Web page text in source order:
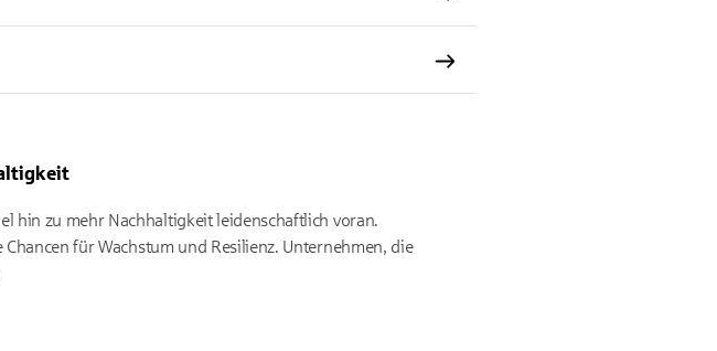
hin zu mehr Nachhaltigkeit leidenschaftlich voran.
für Wachstum und Resilienz. Unternehmen, die